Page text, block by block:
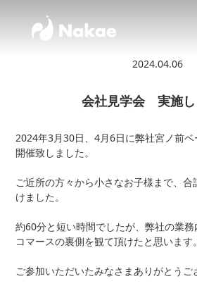
2024.04.06
会社見学会 実施し
2024年3月30日、4月6日に弊社宮ノ前
開催致しました。
ご近所の方々から小さなお子様まで、
けました。
約60分と短い時間でしたが、弊社の業
コマースの裏側を観て頂けたと思います。
ご参加いただいたみなさまありがとうご